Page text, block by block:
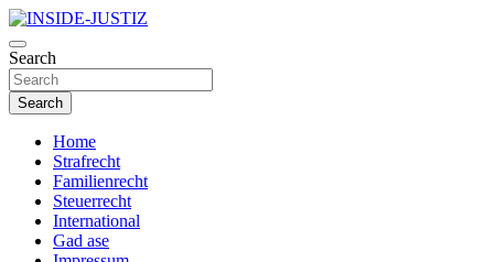
Skip
to
content
INSIDE-JUSTIZ
Investigativer Journalismus zur Dritten Gewalt
Search
Search
Home
Strafrecht
Familienrecht
Steuerrecht
International
Gad ase